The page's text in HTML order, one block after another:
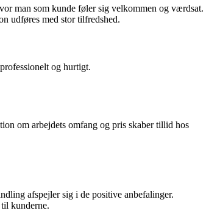
man som kunde føler sig velkommen og værdsat.
udføres med stor tilfredshed.
og hurtigt.
om arbejdets omfang og pris skaber tillid hos
afspejler sig i de positive anbefalinger.
kunderne.